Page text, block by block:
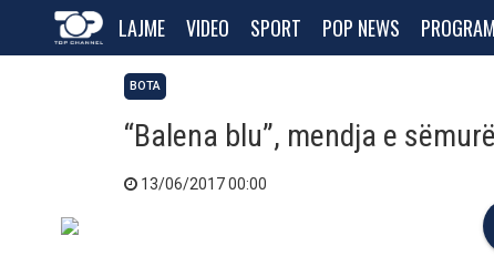
LAJME VIDEO SPORT POP NEWS
BOTA
“Balena blu”, mendja e
13/06/2017 00:00